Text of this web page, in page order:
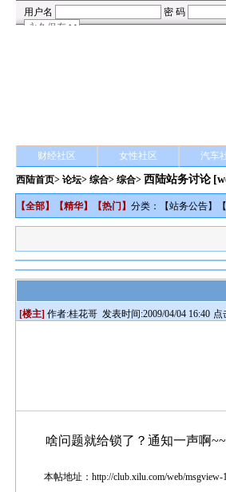
财经社区 女性社区 汽车
西陆首页>论坛>综合> 综合> 西陆站务讨论
【全部】【精华】【热门 】分类：【站务公告】
[楼主] 作者:桂花哥 发表时间:2009/04/04 16:40 点
啥问题就给锁了？通知一声啊
本帖地址：http://club.xilu.com/web/msgview-